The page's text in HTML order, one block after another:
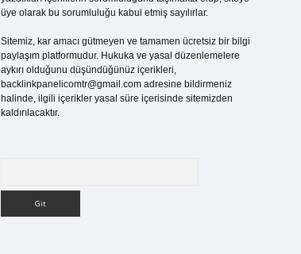
üye olarak bu sorumluluğu kabul etmiş sayılırlar.
Sitemiz, kar amacı gütmeyen ve tamamen ücretsiz bir bilgi
paylaşım platformudur. Hukuka ve yasal düzenlemelere
aykırı olduğunu düşündüğünüz içerikleri,
backlinkpanelicomtr@gmail.comadresine bildirmeniz
halinde, ilgili içerikler yasal süre içerisinde sitemizden
kaldırılacaktır.